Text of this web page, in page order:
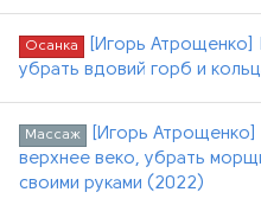
Осанка
[Игорь Атрощенко]
убрать вдовий горб и
Массаж
[Игорь
верхнее веко, убрать
своими руками (2022)